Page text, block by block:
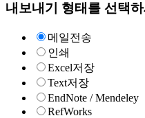
내보내기 형태를 선택
메일전송
인쇄
Excel저장
Text저장
EndNote / Mendeley
RefWorks